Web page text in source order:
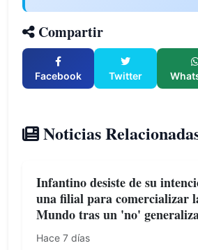
Compartir
Facebook Twitter
Noticias
Infantino desiste de su
una filial para comercializar
Mundo tras un 'no'
Hace 7 días